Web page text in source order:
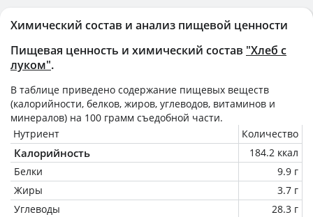
Химический состав и анализ пищевой ценности
Пищевая ценность и химический состав "Хлеб с
луком".
В таблице приведено содержание пищевых веществ
(калорийности, белков, жиров, углеводов, витаминов и
минералов) на 100 грамм съедобной части.
Нутриент
Количество
Калорийность
184.2 ккал
Белки
9.9 г
Жиры
3.7 г
Углеводы
28.3 г